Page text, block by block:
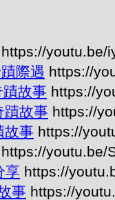
https://youtu.be/
際遇 https://
故事 https://
蹟故事 https://
故事 https://
https://youtu.be/
享 https://
事 https://